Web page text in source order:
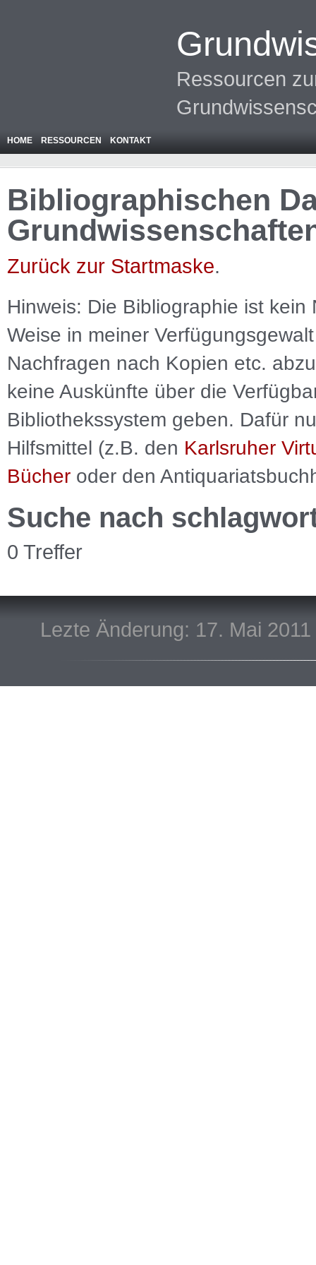
Ressourcen
HOME RESSOURCEN KONTAKT
Bibliographischen
Zurück zur Startmaske.
Hinweis: Die Bibliographie ist kein
Weise in meiner
Nachfragen nach Kopien etc.
keine Auskünfte über die
Bibliothekssystem geben. Dafür
Hilfsmittel (z.B. den Karlsruher
Bücher oder den
Suche nach
0 Treffer
Lezte Änderung: 17. Mai